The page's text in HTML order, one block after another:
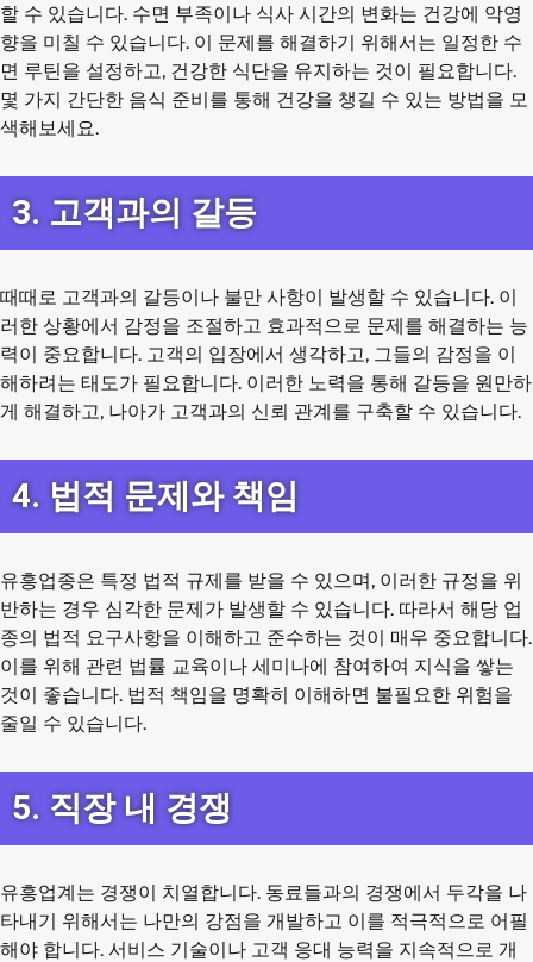
할 수 있습니다. 수면 부족이나 식사 시간의 변화는 건강에 악영
향을 미칠 수 있습니다. 이 문제를 해결하기 위해서는 일정한 수
면 루틴을 설정하고, 건강한 식단을 유지하는 것이 필요합니다.
몇 가지 간단한 음식 준비를 통해 건강을 챙길 수 있는 방법을 모
색해보세요.
3. 고객과의 갈등
때때로 고객과의 갈등이나 불만 사항이 발생할 수 있습니다. 이
러한 상황에서 감정을 조절하고 효과적으로 문제를 해결하는 능
력이 중요합니다. 고객의 입장에서 생각하고, 그들의 감정을 이
해하려는 태도가 필요합니다. 이러한 노력을 통해 갈등을 원만하
게 해결하고, 나아가 고객과의 신뢰 관계를 구축할 수 있습니다.
4. 법적 문제와 책임
유흥업종은 특정 법적 규제를 받을 수 있으며, 이러한 규정을 위
반하는 경우 심각한 문제가 발생할 수 있습니다. 따라서 해당 업
종의 법적 요구사항을 이해하고 준수하는 것이 매우 중요합니다.
이를 위해 관련 법률 교육이나 세미나에 참여하여 지식을 쌓는
것이 좋습니다. 법적 책임을 명확히 이해하면 불필요한 위험을
줄일 수 있습니다.
5. 직장 내 경쟁
유흥업계는 경쟁이 치열합니다. 동료들과의 경쟁에서 두각을 나
타내기 위해서는 나만의 강점을 개발하고 이를 적극적으로 어필
해야 합니다. 서비스 기술이나 고객 응대 능력을 지속적으로 개